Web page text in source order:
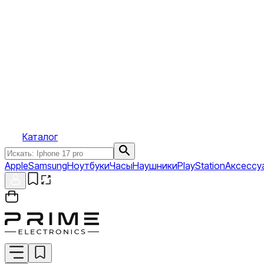
Каталог
AppleSamsungНоутбукиЧасыНаушникиPlayStation